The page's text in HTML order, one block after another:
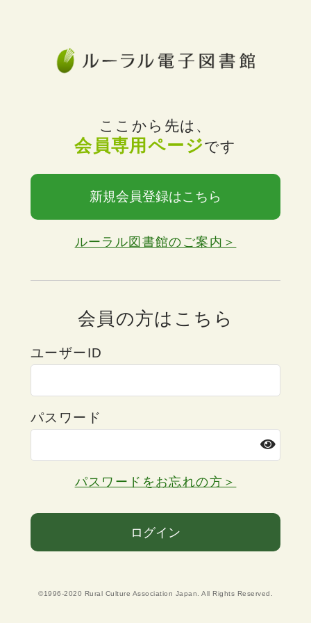
ここから先は、
会員専用ページです
新規会員登録はこちら
ルーラル図書館のご案内＞
会員の方はこちら
ユーザーID
パスワード
パスワードをお忘れの方＞
ログイン
©1996-2020 Rural Culture Association Japan. All Rights Reserved.